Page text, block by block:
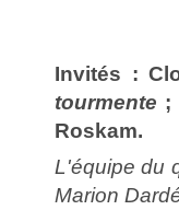
Invités :
tourmente ;
Roskam.
L'équipe du
Marion